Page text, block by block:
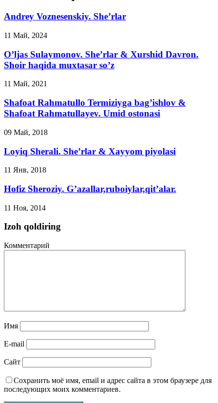
Andrey Voznesenskiy. She’rlar
11 Май, 2024
O’ljas Sulaymonov. She’rlar & Xurshid Davron.
Shoir haqida muxtasar so’z
11 Май, 2021
Shafoat Rahmatullo Termiziyga bag’ishlov &
Shafoat Rahmatullayev. Umid ostonasi
09 Май, 2018
Loyiq Sherali. She’rlar & Xayyom piyolasi
11 Янв, 2018
Hofiz Sheroziy. G’azallar,ruboiylar,qit’alar.
11 Ноя, 2014
Izoh qoldiring
Комментарий
Имя
E-mail
Сайт
Сохранить моё имя, email и адрес сайта в этом браузере для
последующих моих комментариев.